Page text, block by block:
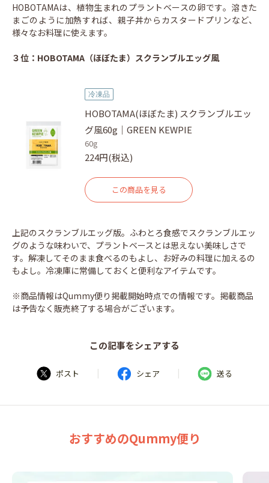
HOBOTAMAは、植物生まれのプラントベースの卵です。溶きた
まごのように加熱すれば、親子丼からカスタードプリンなど、
様々なお料理に使えます。
３位：HOBOTAMA（ほぼたま）スクランブルエッグ風
冷凍品
HOBOTAMA(ほぼたま) スクランブルエッ
グ風60g｜GREEN KEWPIE
60g
224円(税込)
この商品を見る
上記のスクランブルエッグ版。ふわとろ食感でスクランブルエッ
グのような味わいで、プラントベースとは思えない美味しさで
す。解凍してそのまま食べるのもよし、お好みの料理に加えるの
もよし。冷凍庫に常備しておくと便利なアイテムです。
※商品情報はQummy便り掲載開始時点での情報です。掲載商品
は予告なく販売終了する場合がございます。
この記事をシェアする
ポスト | シェア | 送る
おすすめのQummy便り